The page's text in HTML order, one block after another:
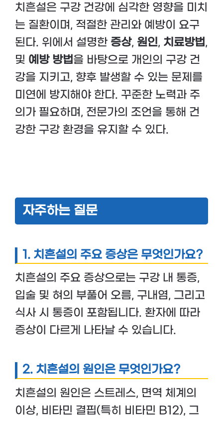
치흔설은 구강 건강에 심각한 영향을 미치
는 질환이며, 적절한 관리와 예방이 요구
된다. 위에서 설명한 증상, 원인, 치료방법,
및 예방 방법을 바탕으로 개인의 구강 건
강을 지키고, 향후 발생할 수 있는 문제를
미연에 방지해야 한다. 꾸준한 노력과 주
의가 필요하며, 전문가의 조언을 통해 건
강한 구강 환경을 유지할 수 있다.
자주하는 질문
1. 치흔설의 주요 증상은 무엇인가요?
치흔설의 주요 증상으로는 구강 내 통증,
입술 및 혀의 부풀어 오름, 구내염, 그리고
식사 시 통증이 포함됩니다. 환자에 따라
증상이 다르게 나타날 수 있습니다.
2. 치흔설의 원인은 무엇인가요?
치흔설의 원인은 스트레스, 면역 체계의
이상, 비타민 결핍(특히 비타민 B12), 그